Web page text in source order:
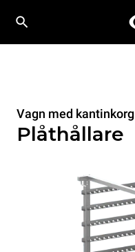
Vagn med kantinkorg
Plåthållare